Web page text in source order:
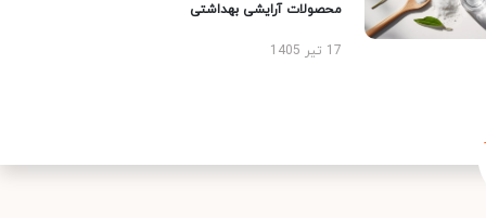
محصولات آرایشی بهداشتی
17 تیر 1405